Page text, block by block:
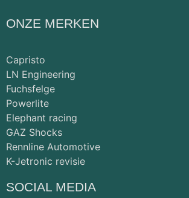
ONZE MERKEN
Capristo
LN Engineering
Fuchsfelge
Powerlite
Elephant racing
GAZ Shocks
Rennline Automotive
K-Jetronic revisie
SOCIAL MEDIA